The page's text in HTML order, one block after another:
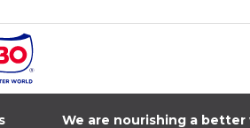
We are nourishing a better